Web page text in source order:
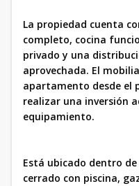
La propiedad cuenta
completo, cocina
privado y una
aprovechada. El
apartamento desde el
realizar una inversión
equipamiento.
Está ubicado dentro
cerrado con piscina,